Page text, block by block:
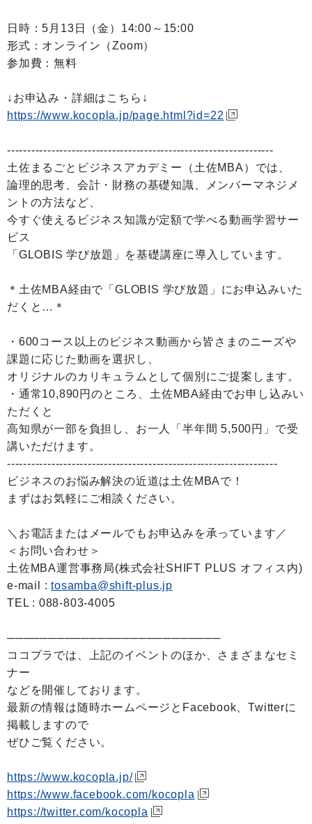
日時：5月13日（金）14:00～15:00
形式：オンライン（Zoom）
参加費：無料
↓お申込み・詳細はこちら↓
https://www.kocopla.jp/page.html?id=22
------------------------------------------------------------------
土佐まるごとビジネスアカデミー（土佐MBA）では、
論理的思考、会計・財務の基礎知識、メンバーマネジメ
ントの方法など、
今すぐ使えるビジネス知識が定額で学べる動画学習サー
ビス
「GLOBIS 学び放題」を基礎講座に導入しています。
＊土佐MBA経由で「GLOBIS 学び放題」にお申込みいた
だくと…＊
・600コース以上のビジネス動画から皆さまのニーズや
課題に応じた動画を選択し、
オリジナルのカリキュラムとして個別にご提案します。
・通常10,890円のところ、土佐MBA経由でお申し込みい
ただくと
高知県が一部を負担し、お一人「半年間 5,500円」で受
講いただけます。
-------------------------------------------------------------------
ビジネスのお悩み解決の近道は土佐MBAで！
まずはお気軽にご相談ください。
＼お電話またはメールでもお申込みを承っています／
＜お問い合わせ＞
土佐MBA運営事務局(株式会社SHIFT PLUS オフィス内)
e-mail :tosamba@shift-plus.jp
TEL : 088-803-4005
──────────────────────────
ココプラでは、上記のイベントのほか、さまざまなセミ
ナー
などを開催しております。
最新の情報は随時ホームページとFacebook、Twitterに
掲載しますので
ぜひご覧ください。
https://www.kocopla.jp/
https://www.facebook.com/kocopla
https://twitter.com/kocopla